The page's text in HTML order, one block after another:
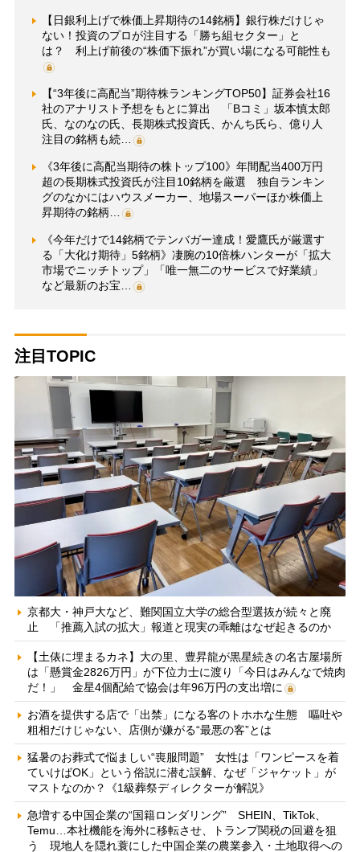
【日銀利上げで株価上昇期待の14銘柄】銀行株だけじゃ
ない！投資のプロが注目する「勝ち組セクター」と
は？ 利上げ前後の“株価下振れ”が買い場になる可能性も
【“3年後に高配当”期待株ランキングTOP50】証券会社16
社のアナリスト予想をもとに算出 「Bコミ」坂本慎太郎
氏、なのなの氏、長期株式投資氏、かんち氏ら、億り人
注目の銘柄も続…
《3年後に高配当期待の株トップ100》年間配当400万円
超の長期株式投資氏が注目10銘柄を厳選 独自ランキン
グのなかにはハウスメーカー、地場スーパーほか株価上
昇期待の銘柄…
《今年だけで14銘柄でテンバガー達成！愛鷹氏が厳選す
る「大化け期待」5銘柄》凄腕の10倍株ハンターが「拡大
市場でニッチトップ」「唯一無二のサービスで好業績」
など最新のお宝…
注目TOPIC
京都大・神戸大など、難関国立大学の総合型選抜が続々と廃
止 「推薦入試の拡大」報道と現実の乖離はなぜ起きるのか
【土俵に埋まるカネ】大の里、豊昇龍が黒星続きの名古屋場所
は「懸賞金2826万円」が下位力士に渡り「今日はみんなで焼肉
だ！」 金星4個配給で協会は年96万円の支出増に
お酒を提供する店で「出禁」になる客のトホホな生態 嘔吐や
粗相だけじゃない、店側が嫌がる“最悪の客”とは
猛暑のお葬式で悩ましい“喪服問題” 女性は「ワンピースを着
ていけばOK」という俗説に潜む誤解、なぜ「ジャケット」が
マストなのか？《1級葬祭ディレクターが解説》
急増する中国企業の“国籍ロンダリング” SHEIN、TikTok、
Temu…本社機能を海外に移転させ、トランプ関税の回避を狙
う 現地人を隠れ蓑にした中国企業の農業参入・土地取得への